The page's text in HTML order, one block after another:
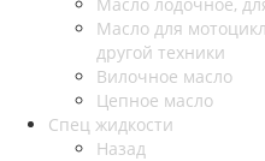
Масло для
другой техники
Вилочное масло
Цепное масло
Спец жидкости
Назад